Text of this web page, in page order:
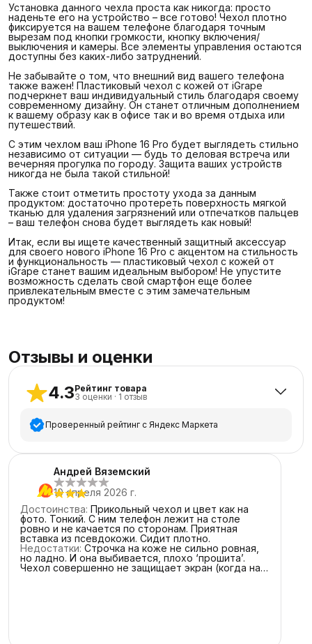
Установка данного чехла проста как никогда: просто
наденьте его на устройство – все готово! Чехол плотно
фиксируется на вашем телефоне благодаря точным
вырезам под кнопки громкости, кнопку включения/
выключения и камеры. Все элементы управления остаются
доступны без каких-либо затруднений.
Не забывайте о том, что внешний вид вашего телефона
также важен! Пластиковый чехол с кожей от iGrape
подчеркнет ваш индивидуальный стиль благодаря своему
современному дизайну. Он станет отличным дополнением
к вашему образу как в офисе так и во время отдыха или
путешествий.
С этим чехлом ваш iPhone 16 Pro будет выглядеть стильно
независимо от ситуации — будь то деловая встреча или
вечерняя прогулка по городу. Защита ваших устройств
никогда не была такой стильной!
Также стоит отметить простоту ухода за данным
продуктом: достаточно протереть поверхность мягкой
тканью для удаления загрязнений или отпечатков пальцев
– ваш телефон снова будет выглядеть как новый!
Итак, если вы ищете качественный защитный аксессуар
для своего нового iPhone 16 Pro с акцентом на стильность
и функциональность — пластиковый чехол с кожей от
iGrape станет вашим идеальным выбором! Не упустите
возможность сделать свой смартфон еще более
привлекательным вместе с этим замечательным
продуктом!
Отзывы и оценки
4.3Рейтинг товара
3 оценки · 1 отзыв
Проверенный рейтинг с Яндекс Маркета
5 звёзд
2
звезды
звезды
2 звезды
1 звезда
Андрей Вяземский
10 апреля 2026 г.
Достоинства: Прикольный чехол и цвет как на
фото. Тонкий. С ним телефон лежит на столе
ровно и не качается по сторонам. Приятная
вставка из псевдокожи. Сидит плотно.
Недостатки: Строчка на коже не сильно ровная,
но ладно. И она выбивается, плохо ‘прошита’.
Чехол совершенно не защищает экран (когда на